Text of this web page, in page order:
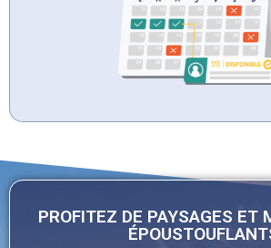
PROFITEZ DE PAYSAGES ET